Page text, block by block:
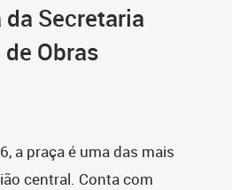
Secretaria
Obras
a praça é uma das mais
central. Conta com